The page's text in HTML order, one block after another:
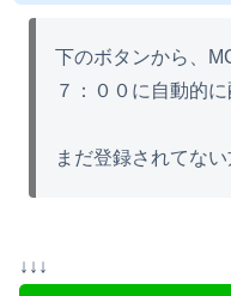
下のボタンから、
７：００に自動的に
まだ登録されてな
↓↓↓